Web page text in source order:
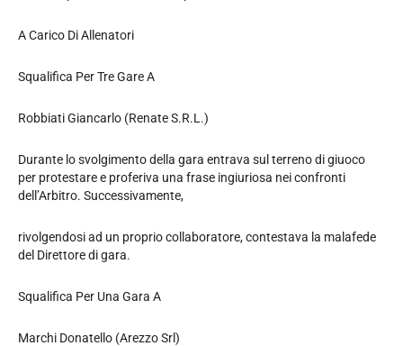
A Carico Di Allenatori
Squalifica Per Tre Gare A
Robbiati Giancarlo (Renate S.R.L.)
Durante lo svolgimento della gara entrava sul terreno di giuoco
per protestare e proferiva una frase ingiuriosa nei confronti
dell’Arbitro. Successivamente,
rivolgendosi ad un proprio collaboratore, contestava la malafede
del Direttore di gara.
Squalifica Per Una Gara A
Marchi Donatello (Arezzo Srl)